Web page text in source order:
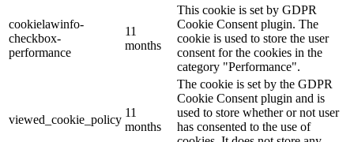
cookielawinfo-
checkbox-
performance
11
months
This cookie is set by GDPR
Cookie Consent plugin. The
cookie is used to store the user
consent for the cookies in the
category "Performance".
viewed_cookie_policy
11
months
The cookie is set by the GDPR
Cookie Consent plugin and is
used to store whether or not user
has consented to the use of